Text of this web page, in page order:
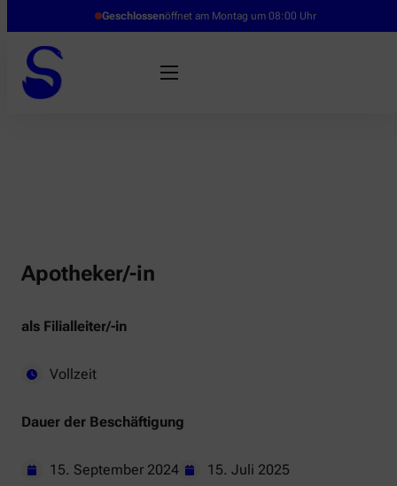
Geschlossenöffnet am Montag um 08:00 Uhr
Apotheker/-in
als Filialleiter/-in
Vollzeit
Dauer der Beschäftigung
15. September 2024 15. Juli 2025